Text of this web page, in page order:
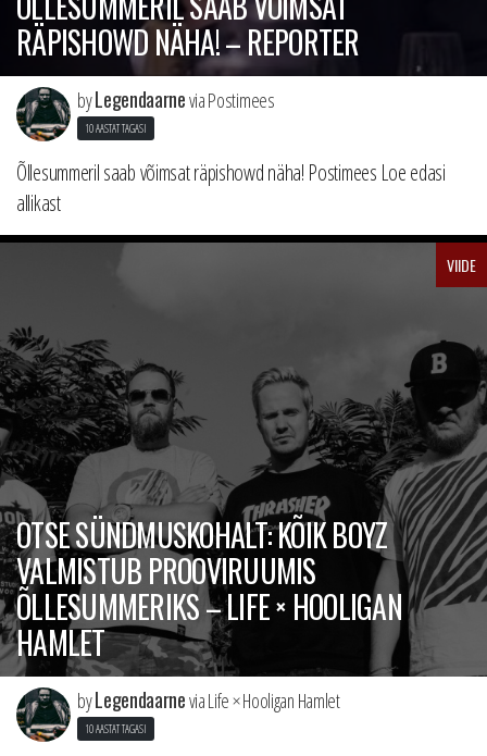
RÄPISHOWD NÄHA! – REPORTER
byLegendaarnevia Postimees
10 AASTAT TAGASI
Õllesummeril saab võimsat räpishowd näha! Postimees Loe edasi
allikast
VIIDE
OTSE SÜNDMUSKOHALT: KÕIK BOYZ
VALMISTUB PROOVIRUUMIS
ÕLLESUMMERIKS – LIFE × HOOLIGAN
HAMLET
byLegendaarnevia Life × Hooligan Hamlet
10 AASTAT TAGASI